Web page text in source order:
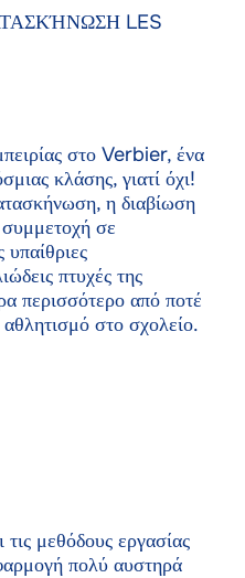
LES
στο Verbier, ένα
κλάσης, γιατί όχι!
η διαβίωση
σε
υπαίθριες
πτυχές της
περισσότερο από ποτέ
στο σχολείο.
μεθόδους εργασίας
πολύ αυστηρά